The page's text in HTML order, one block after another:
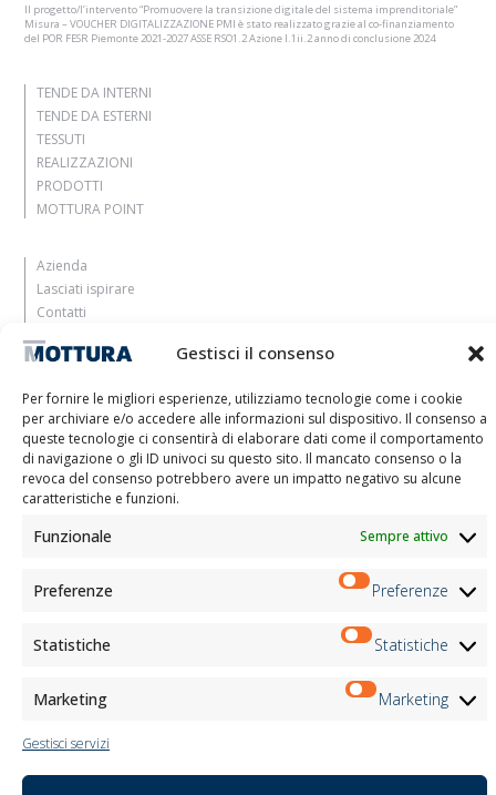
Gestisci il consenso
Per fornire le migliori esperienze, utilizziamo tecnologie come i cookie
per archiviare e/o accedere alle informazioni sul dispositivo. Il consenso a
queste tecnologie ci consentirà di elaborare dati come il comportamento
di navigazione o gli ID univoci su questo sito. Il mancato consenso o la
revoca del consenso potrebbero avere un impatto negativo su alcune
caratteristiche e funzioni.
Funzionale Sempre attivo
Preferenze Preferenze
Statistiche Statistiche
Marketing Marketing
Gestisci servizi
Il progetto/l’intervento “Promuovere la transizione digitale del sistema imprenditoriale”
Misura – VOUCHER DIGITALIZZAZIONE PMI è stato realizzato grazie al co-finanziamento
del POR FESR Piemonte 2021-2027 ASSE RSO1.2 Azione I.1ii.2 anno di conclusione 2024
TENDE DA INTERNI
TENDE DA ESTERNI
TESSUTI
REALIZZAZIONI
PRODOTTI
MOTTURA POINT
Azienda
Lasciati ispirare
Contatti
Area Riservata
M2Net
Child Safety
Informativa Clienti
Informativa Fornitori
Informativa Candidati
Informativa Newsletter
Newsletter